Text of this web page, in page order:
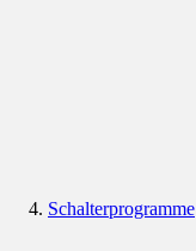
Schalterprogramme